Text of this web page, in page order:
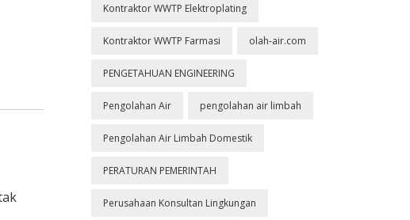
Kontraktor WWTP Elektroplating
Kontraktor WWTP Farmasi olah-air.com
PENGETAHUAN ENGINEERING
Pengolahan Air pengolahan air limbah
Pengolahan Air Limbah Domestik
PERATURAN PEMERINTAH
Perusahaan Konsultan Lingkungan